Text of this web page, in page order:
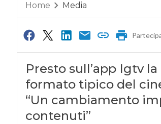
Home Media
Presto sull’app Igtv
formato tipico del
“Un cambiamento
contenuti”